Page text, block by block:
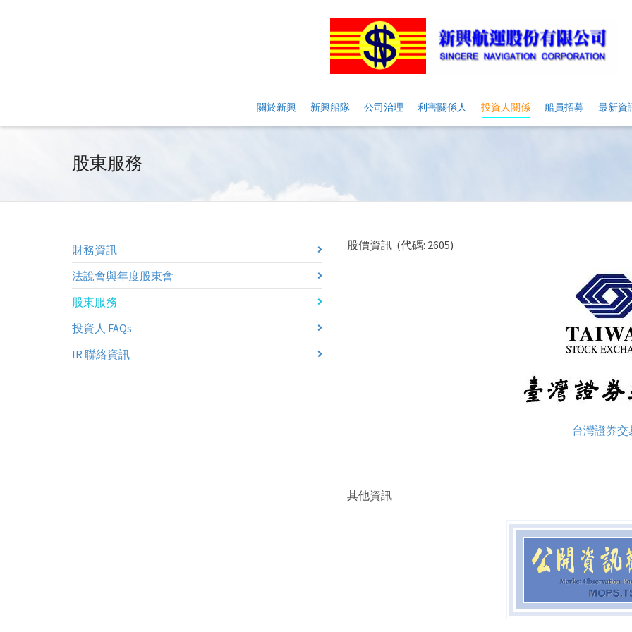
關於新興 新興船隊 公司治理 利害關係人 投資人關係 船員招募 最新資
股東服務
股價資訊 (代碼: 2605)
台灣證券交
其他資訊
財務資訊
法說會與年度股東會
股東服務
投資人 FAQs
IR 聯絡資訊